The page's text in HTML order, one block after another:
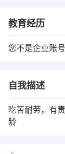
教育经历
您不是企业账
自我描述
吃苦耐劳，有
龄